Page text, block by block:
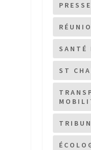
PRESSE
SANTÉ
ST